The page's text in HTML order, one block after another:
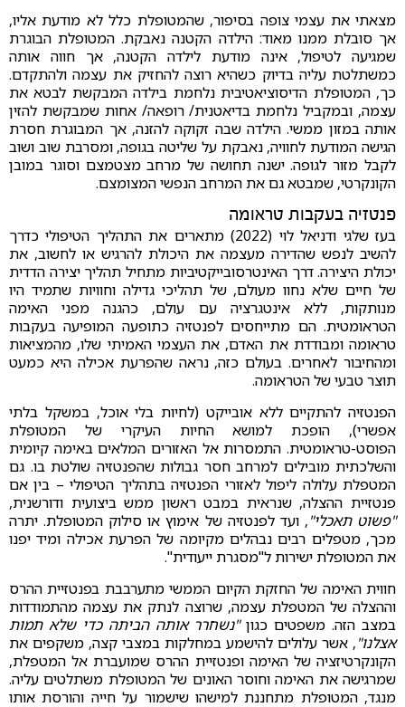
מצאתי את עצמי צופה בסיפור, שהמטופלת כלל לא מודעת אליו,
אך סובלת ממנו מאוד: הילדה הקטנה נאבקת. המטופלת הבוגרת
שמגיעה לטיפול, אינה מודעת לילדה הקטנה, אך חווה אותה
כמשתלטת עליה בדיוק כשהיא רוצה להחזיק את עצמה ולהתקדם.
כך, המטופלת הדיסוציאטיבית נלחמת בילדה המבקשת לבטא את
עצמה, ובמקביל נלחמת בדיאטנית/ רופאה/ אחות שמבקשת להזין
אותה במזון ממשי. הילדה שבה זקוקה להזנה, אך המבוגרת חסרת
הגישה המודעת לחוויה, נאבקת על שליטה בגופה, ומסרבת שוב ושוב
לקבל מזור לגופה. ישנה תחושה של מרחב מצטמצם וסוגר במובן
הקונקרטי, שמבטא גם את המרחב הנפשי המצומצם.
פנטזיה בעקבות טראומה
בעז שלגי ודניאל לוי (2022) מתארים את התהליך הטיפולי כדרך
להשיב לנפש שהדירה מעצמה את היכולת להרגיש או לחשוב, את
יכולת היצירה. דרך האינטרסובייקטיביות מתחיל תהליך יצירה הדדית
של חיים שלא נחוו מעולם, של תהליכי גדילה וחוויות שתמיד היו
מנותקות, ללא אינטגרציה עם עולם, כהגנה מפני האימה
הטראומטית. הם מתייחסים לפנטזיה כתופעה המופיעה בעקבות
טראומה ומבודדת את האדם, את העצמי האמיתי שלו, מהמציאות
ומהחיבור לאחרים. בעולם כזה, נראה שהפרעת אכילה היא כמעט
תוצר טבעי של הטראומה.
הפנטזיה להתקיים ללא אובייקט (לחיות בלי אוכל, במשקל בלתי
אפשרי), הופכת למושא החיות העיקרי של המטופלת
הפוסט-טראומטית. התמסרות אל האזורים המלאים באימה קיומית
והשלכתית מובילים למרחב חסר גבולות שהפנטזיה שולטת בו. גם
המטפלת עלולה ליפול לאזורי הפנטזיה בתהליך הטיפולי – בין אם
פנטזיית ההצלה, שנראית במבט ראשון ממש ביצועית ודורשנית,
"פשוט תאכלי", ועד לפנטזיה של אימוץ או סילוק המטופלת. יתרה
מכך, מטפלים רבים נבהלים מקיומה של הפרעת אכילה ומיד יפנו
את המטופלת ישירות ל"מסגרת ייעודית".
חווית האימה של החזקת הקיום הממשי מתערבבת בפנטזיית ההרס
וההצלה של המטפלת עצמה, שרוצה לנתק את עצמה מהתמודדות
במצב הזה. משפטים כגון"נשחרר אותה הביתה כדי שלא תמות
אצלנו", אשר עלולים להישמע במחלקות במצבי קצה, משקפים את
הקונקרטיזציה של האימה ופנטזיית ההרס שמועברת אל המטפלת,
שמרגישה את האימה וחוסר האונים של המטופלת משתלטים עליה.
מנגד, המטופלת מתחננת למישהו שישמור על חייה והורסת אותו